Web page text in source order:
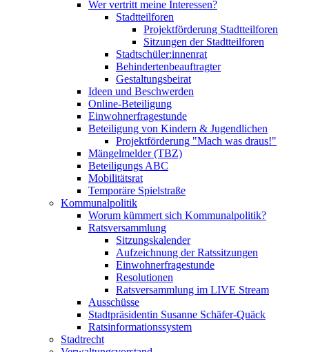
Wer vertritt meine Interessen?
Stadtteilforen
Projektförderung Stadtteilforen
Sitzungen der Stadtteilforen
Stadtschüler:innenrat
Behindertenbeauftragter
Gestaltungsbeirat
Ideen und Beschwerden
Online-Beteiligung
Einwohnerfragestunde
Beteiligung von Kindern & Jugendlichen
Projektförderung "Mach was draus!"
Mängelmelder (TBZ)
Beteiligungs ABC
Mobilitätsrat
Temporäre Spielstraße
Kommunalpolitik
Worum kümmert sich Kommunalpolitik?
Ratsversammlung
Sitzungskalender
Aufzeichnung der Ratssitzungen
Einwohnerfragestunde
Resolutionen
Ratsversammlung im LIVE Stream
Ausschüsse
Stadtpräsidentin Susanne Schäfer-Quäck
Ratsinformationssystem
Stadtrecht